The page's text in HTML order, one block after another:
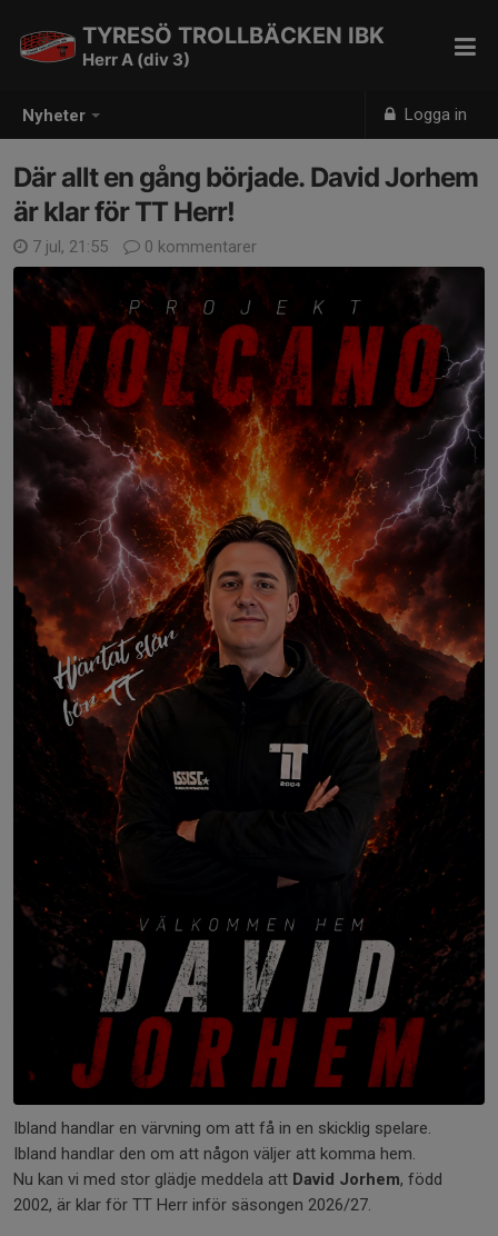
Nyheter Logga in
TYRESÖ TROLLBÄCKEN IBK
Herr A (div 3)
Där allt en gång började. David Jorhem
är klar för TT Herr!
7 jul, 21:55 0 kommentarer
Ibland handlar en värvning om att få in en skicklig spelare.
Ibland handlar den om att någon väljer att komma hem.
Nu kan vi med stor glädje meddela att David Jorhem, född
2002, är klar för TT Herr inför säsongen 2026/27.